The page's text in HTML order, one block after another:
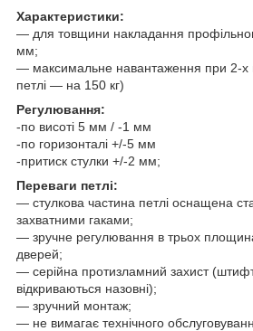
Характеристики:
― для товщини накладання
мм;
― максимальне навантаження при 2-х
петлі ― на 150 кг)
Регулювання:
-по висоті 5 мм / -1 мм
-по горизонталі +/-5 мм
-притиск стулки +/-2 мм;
Переваги петлі:
― стулкова частина петлі оснащена
захватними гаками;
― зручне регулювання в трьох
дверей;
― серійна протизламний захист
відкриваються назовні);
― зручний монтаж;
― не вимагає технічного